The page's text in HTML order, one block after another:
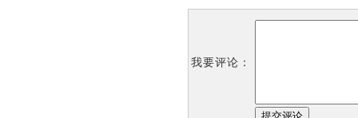
我要评论：